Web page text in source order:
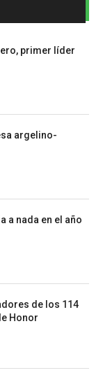
primer líder
argelino-
a nada en el año
de los 114
Honor